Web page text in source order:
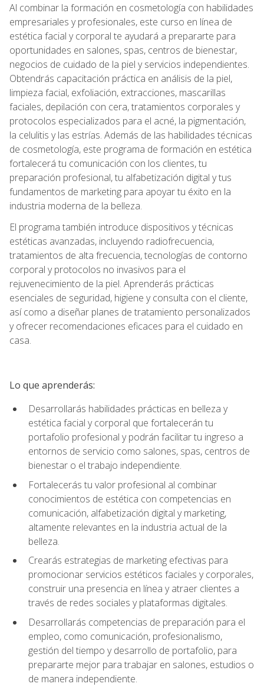
Al combinar la formación en cosmetología con habilidades
empresariales y profesionales, este curso en línea de
estética facial y corporal te ayudará a prepararte para
oportunidades en salones, spas, centros de bienestar,
negocios de cuidado de la piel y servicios independientes.
Obtendrás capacitación práctica en análisis de la piel,
limpieza facial, exfoliación, extracciones, mascarillas
faciales, depilación con cera, tratamientos corporales y
protocolos especializados para el acné, la pigmentación,
la celulitis y las estrías. Además de las habilidades técnicas
de cosmetología, este programa de formación en estética
fortalecerá tu comunicación con los clientes, tu
preparación profesional, tu alfabetización digital y tus
fundamentos de marketing para apoyar tu éxito en la
industria moderna de la belleza.
El programa también introduce dispositivos y técnicas
estéticas avanzadas, incluyendo radiofrecuencia,
tratamientos de alta frecuencia, tecnologías de contorno
corporal y protocolos no invasivos para el
rejuvenecimiento de la piel. Aprenderás prácticas
esenciales de seguridad, higiene y consulta con el cliente,
así como a diseñar planes de tratamiento personalizados
y ofrecer recomendaciones eficaces para el cuidado en
casa.
Lo que aprenderás:
Desarrollarás habilidades prácticas en belleza y
estética facial y corporal que fortalecerán tu
portafolio profesional y podrán facilitar tu ingreso a
entornos de servicio como salones, spas, centros de
bienestar o el trabajo independiente.
Fortalecerás tu valor profesional al combinar
conocimientos de estética con competencias en
comunicación, alfabetización digital y marketing,
altamente relevantes en la industria actual de la
belleza.
Crearás estrategias de marketing efectivas para
promocionar servicios estéticos faciales y corporales,
construir una presencia en línea y atraer clientes a
través de redes sociales y plataformas digitales.
Desarrollarás competencias de preparación para el
empleo, como comunicación, profesionalismo,
gestión del tiempo y desarrollo de portafolio, para
prepararte mejor para trabajar en salones, estudios o
de manera independiente.